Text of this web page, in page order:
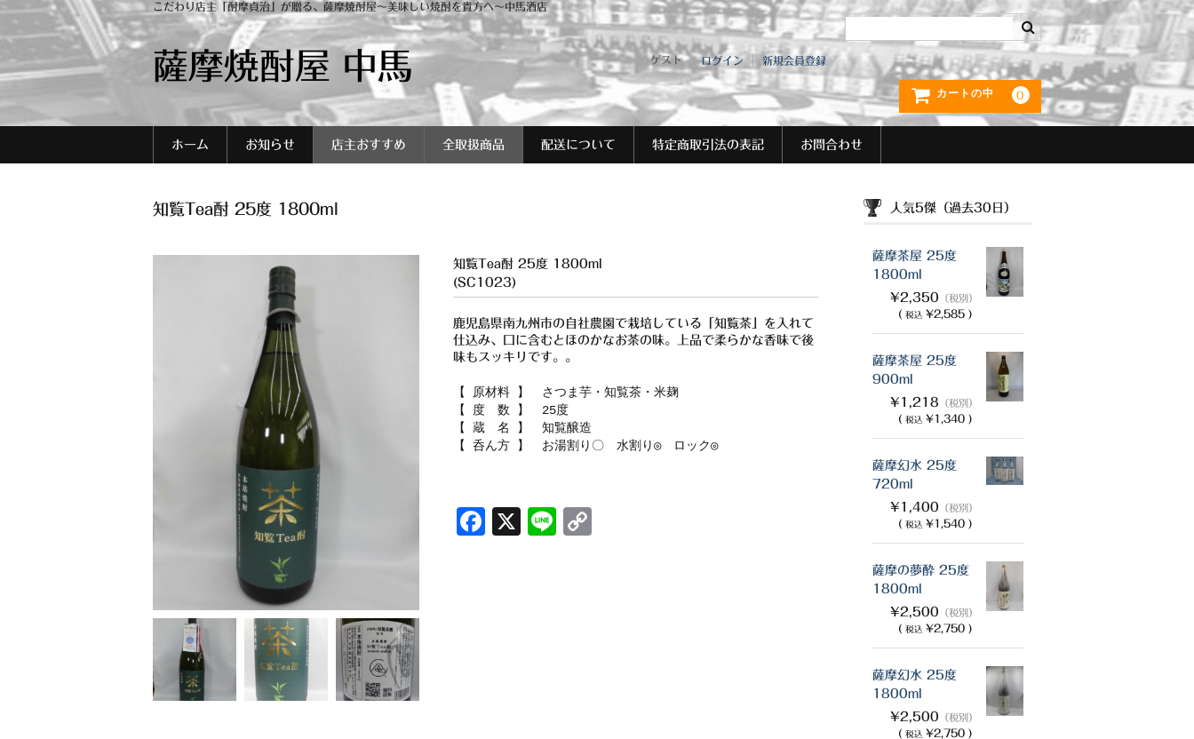
こだわり店主「酎摩貞治」が贈る、薩摩焼酎屋～美味しい焼酎を貴方へ～中馬酒店
薩摩焼酎屋 中馬 ゲスト ログイン 新規会員登録
カートの中 0
ホーム お知らせ 店主おすすめ 全取扱商品 配送について 特定商取引法の表記 お問合わせ
知覧Tea酎 25度 1800ml
知覧Tea酎 25度 1800ml
(SC1023)
鹿児島県南九州市の自社農園で栽培している「知覧茶」を入れて
仕込み、口に含むとほのかなお茶の味。上品で柔らかな香味で後
味もスッキリです。。
【 原材料 】 さつま芋・知覧茶・米麹
【 度 数 】 25度
【 蔵 名 】 知覧醸造
【 呑ん方 】 お湯割り〇 水割り◎ ロック◎
F
X
Li
人気5傑（過去30日）
薩摩茶屋 25度
1800ml
¥2,350 （税別）
( 税込 ¥2,585 )
薩摩茶屋 25度
900ml
¥1,218 （税別）
( 税込 ¥1,340 )
薩摩幻水 25度
720ml
¥1,400 （税別）
( 税込 ¥1,540 )
薩摩の夢酔 25度
1800ml
¥2,500 （税別）
( 税込 ¥2,750 )
薩摩幻水 25度
1800ml
¥2,500 （税別）
( 税込 ¥2,750 )